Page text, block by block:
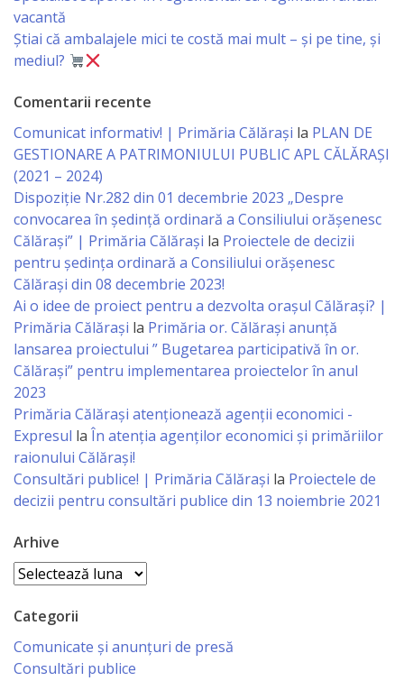
Serviciul
Juridic
Serviciul
în
Reglementarea
Regimului
Funciar
Serviciul
Relaţii
cu
Specialist
în
Construcţii,
Comunală
şi
Drumuri
vacantă
Știai că ambalajele mici te costă mai mult – și pe tine, și
mediul?
Comentarii recente
Comunicat informativ! | Primăria Călărași la PLAN DE
GESTIONARE A PATRIMONIULUI PUBLIC APL CĂLĂRAȘI
(2021 – 2024)
Dispoziție Nr.282 din 01 decembrie 2023 „Despre
convocarea în ședință ordinară a Consiliului orășenesc
Călărași” | Primăria Călărași la Proiectele de decizii
pentru ședința ordinară a Consiliului orășenesc
Călărași din 08 decembrie 2023!
Ai o idee de proiect pentru a dezvolta orașul Călărași? |
Primăria Călărași la Primăria or. Călărași anunță
lansarea proiectului ” Bugetarea participativă în or.
Călărași” pentru implementarea proiectelor în anul
2023
Primăria Călăraşi atenţionează agenţii economici -
Expresul la În atenția agenților economici și primăriilor
raionului Călărași!
Consultări publice! | Primăria Călărași la Proiectele de
decizii pentru consultări publice din 13 noiembrie 2021
Arhive
Arhive
Categorii
Comunicate și anunțuri de presă
Consultări publice